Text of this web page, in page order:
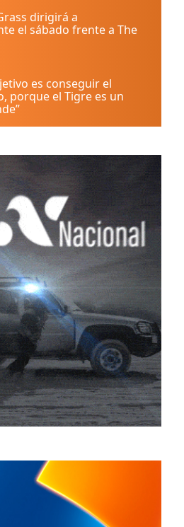
dirigirá a
el sábado frente a The
es conseguir el
porque el Tigre es un